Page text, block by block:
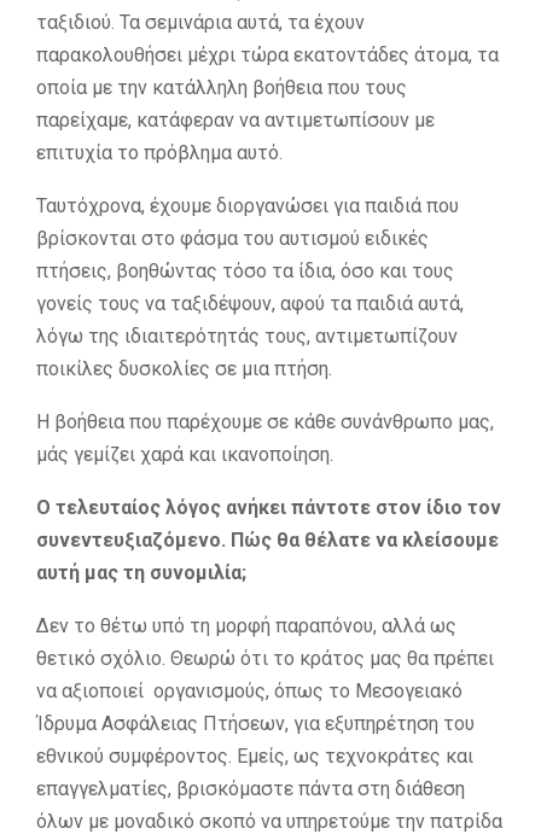
ταξιδιού. Τα σεμινάρια αυτά, τα έχουν
παρακολουθήσει μέχρι τώρα εκατοντάδες άτομα, τα
οποία με την κατάλληλη βοήθεια που τους
παρείχαμε, κατάφεραν να αντιμετωπίσουν με
επιτυχία το πρόβλημα αυτό.
Ταυτόχρονα, έχουμε διοργανώσει για παιδιά που
βρίσκονται στο φάσμα του αυτισμού ειδικές
πτήσεις, βοηθώντας τόσο τα ίδια, όσο και τους
γονείς τους να ταξιδέψουν, αφού τα παιδιά αυτά,
λόγω της ιδιαιτερότητάς τους, αντιμετωπίζουν
ποικίλες δυσκολίες σε μια πτήση.
Η βοήθεια που παρέχουμε σε κάθε συνάνθρωπο μας,
μάς γεμίζει χαρά και ικανοποίηση.
Ο τελευταίος λόγος ανήκει πάντοτε στον ίδιο τον
συνεντευξιαζόμενο. Πώς θα θέλατε να κλείσουμε
αυτή μας τη συνομιλία;
Δεν το θέτω υπό τη μορφή παραπόνου, αλλά ως
θετικό σχόλιο. Θεωρώ ότι το κράτος μας θα πρέπει
να αξιοποιεί οργανισμούς, όπως το Μεσογειακό
Ίδρυμα Ασφάλειας Πτήσεων, για εξυπηρέτηση του
εθνικού συμφέροντος. Εμείς, ως τεχνοκράτες και
επαγγελματίες, βρισκόμαστε πάντα στη διάθεση
όλων με μοναδικό σκοπό να υπηρετούμε την πατρίδα